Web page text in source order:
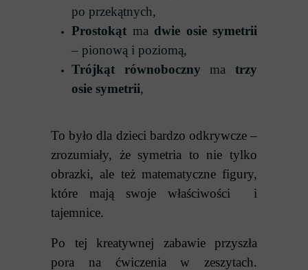
po przekątnych,
Prostokąt ma dwie osie symetrii
– pionową i poziomą,
Trójkąt równoboczny matrzy
osie symetrii,
To było dla dzieci bardzo odkrywcze –
zrozumiały, że symetria to nie tylko
obrazki, ale też matematyczne figury,
które mają swoje właściwości i
tajemnice.
Po tej kreatywnej zabawie przyszła
pora na ćwiczenia w zeszytach.